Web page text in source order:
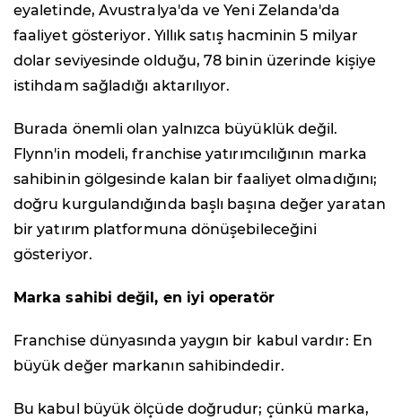
eyaletinde, Avustralya'da ve Yeni Zelanda'da
faaliyet gösteriyor. Yıllık satış hacminin 5 milyar
dolar seviyesinde olduğu, 78 binin üzerinde kişiye
istihdam sağladığı aktarılıyor.
Burada önemli olan yalnızca büyüklük değil.
Flynn'in modeli, franchise yatırımcılığının marka
sahibinin gölgesinde kalan bir faaliyet olmadığını;
doğru kurgulandığında başlı başına değer yaratan
bir yatırım platformuna dönüşebileceğini
gösteriyor.
Marka sahibi değil, en iyi operatör
Franchise dünyasında yaygın bir kabul vardır: En
büyük değer markanın sahibindedir.
Bu kabul büyük ölçüde doğrudur; çünkü marka,